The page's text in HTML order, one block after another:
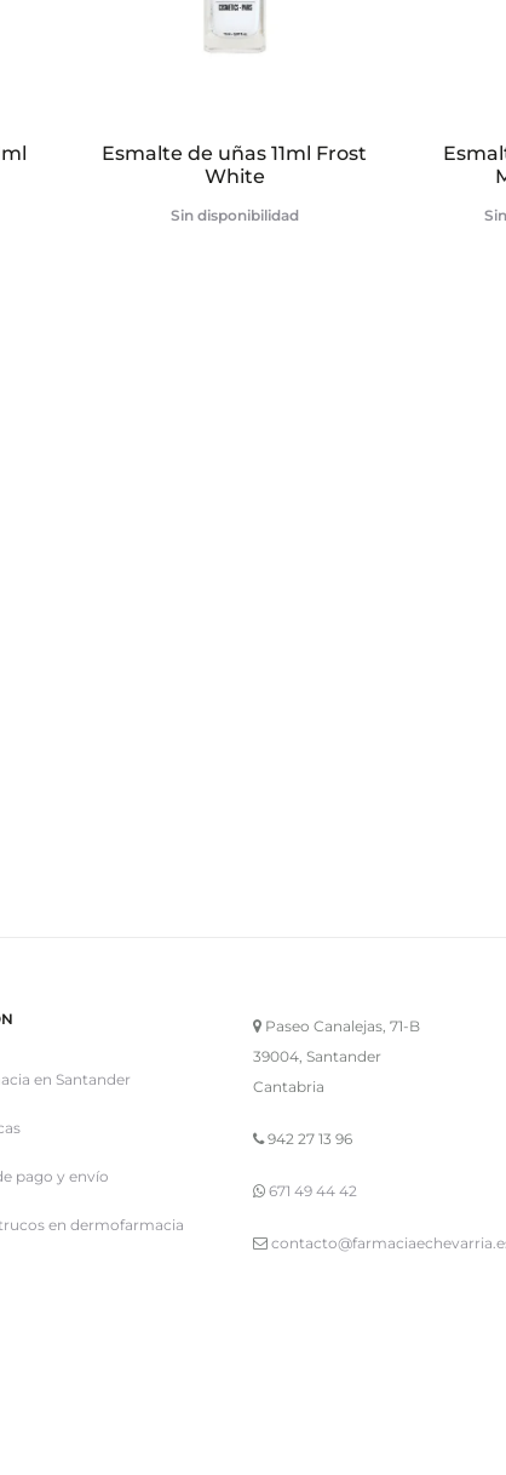
Esmalte de uñas 11ml Frost
White
Sin disponibilidad
en Santander
pago y envío
en dermofarmacia
Paseo Canalejas, 71-B
39004, Santander
Cantabria
942 27 13 96
671 49 44 42